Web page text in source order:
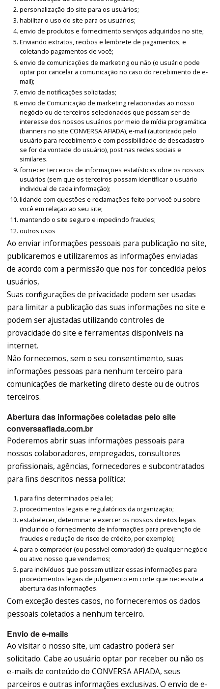
personalização do site para os usuários;
habilitar o uso do site para os usuários;
envio de produtos e fornecimento serviços adquiridos no site;
Enviando extratos, recibos e lembrete de pagamentos, e
coletando pagamentos de você;
envio de comunicações de marketing ou não (o usuário pode
optar por cancelar a comunicação no caso do recebimento de e-
mail);
envio de notificações solicitadas;
envio de Comunicação de marketing relacionadas ao nosso
negócio ou de terceiros selecionados que possam ser de
interesse dos nossos usuários por meio de mídia programática
(banners no site CONVERSA AFIADA), e-mail (autorizado pelo
usuário para recebimento e com possibilidade de descadastro
se for da vontade do usuário), post nas redes sociais e
similares.
fornecer terceiros de informações estatísticas obre os nossos
usuários (sem que os terceiros possam identificar o usuário
individual de cada informação);
lidando com questões e reclamações feito por você ou sobre
você em relação ao seu site;
mantendo o site seguro e impedindo fraudes;
outros usos
Ao enviar informações pessoais para publicação no site,
publicaremos e utilizaremos as informações enviadas
de acordo com a permissão que nos for concedida pelos
usuários,
Suas configurações de privacidade podem ser usadas
para limitar a publicação das suas informações no site e
podem ser ajustadas utilizando controles de
provacidade do site e ferramentas disponíveis na
internet.
Não fornecemos, sem o seu consentimento, suas
informações pessoas para nenhum terceiro para
comunicações de marketing direto deste ou de outros
terceiros.
Abertura das informações coletadas pelo site
conversaafiada.com.br
Poderemos abrir suas informações pessoais para
nossos colaboradores, empregados, consultores
profissionais, agências, fornecedores e subcontratados
para fins descritos nessa política:
para fins determinados pela lei;
procedimentos legais e regulatórios da organização;
estabelecer, determinar e exercer os nossos direitos legais
(incluindo o fornecimento de informações para prevenção de
fraudes e redução de risco de crédito, por exemplo);
para o comprador (ou possível comprador) de qualquer negócio
ou ativo nosso que vendemos;
para indivíduos que possam utilizar essas informações para
procedimentos legais de julgamento em corte que necessite a
abertura das informações.
Com exceção destes casos, no forneceremos os dados
pessoais coletados a nenhum terceiro.
Envio de e-mails
Ao visitar o nosso site, um cadastro poderá ser
solicitado. Cabe ao usuário optar por receber ou não os
e-mails de conteúdo do CONVERSA AFIADA, seus
parceiros e outras informações exclusivas. O envio de e-